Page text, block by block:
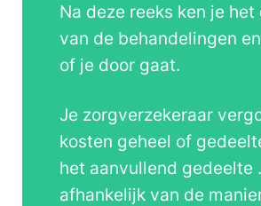
Na deze reeks ken je
van de behandelingen
of je door gaat.
Je zorgverzekeraar
kosten geheel of
het aanvullend gedeelte
afhankelijk van de